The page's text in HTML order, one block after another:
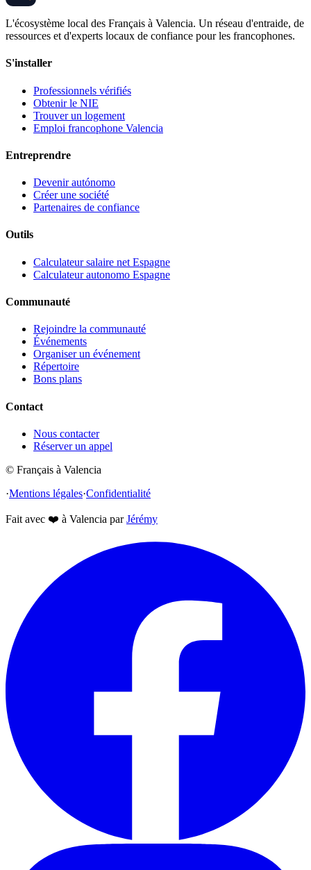
L'écosystème local des Français à Valencia. Un réseau d'entraide, de
ressources et d'experts locaux de confiance pour les francophones.
S'installer
Professionnels vérifiés
Obtenir le NIE
Trouver un logement
Emploi francophone Valencia
Entreprendre
Devenir autónomo
Créer une société
Partenaires de confiance
Outils
Calculateur salaire net Espagne
Calculateur autonomo Espagne
Communauté
Rejoindre la communauté
Événements
Organiser un événement
Répertoire
Bons plans
Contact
Nous contacter
Réserver un appel
© Français à Valencia
·Mentions légales·Confidentialité
Fait avec ❤️ à Valencia par Jérémy